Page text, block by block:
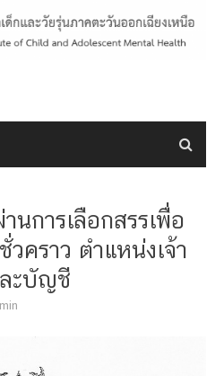
นการเลือกสรรเพื่อ
วคราว ตำแหน่งเจ้า
ะบัญชี